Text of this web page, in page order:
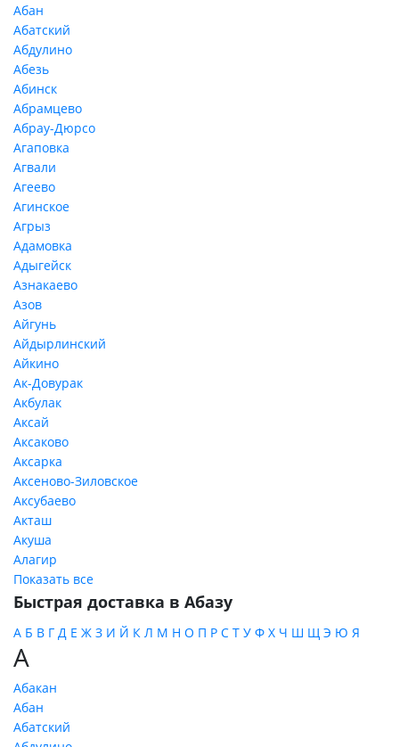
Абан
Абатский
Абдулино
Абезь
Абинск
Абрамцево
Абрау-Дюрсо
Агаповка
Агвали
Агеево
Агинское
Агрыз
Адамовка
Адыгейск
Азнакаево
Азов
Айгунь
Айдырлинский
Айкино
Ак-Довурак
Акбулак
Аксай
Аксаково
Аксарка
Аксеново-Зиловское
Аксубаево
Акташ
Акуша
Алагир
Показать все
Быстрая доставка в Абазу
А Б В Г Д Е Ж З И Й К Л М Н О П Р С Т У Ф Х Ч Ш Щ Э Ю Я
А
Абакан
Абан
Абатский